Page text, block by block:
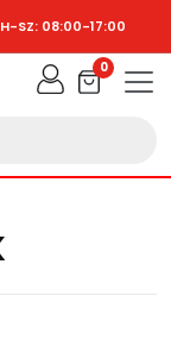
SZ: 08:00-17:00
0